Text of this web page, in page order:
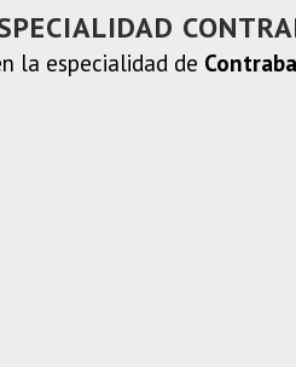
la especialidad de